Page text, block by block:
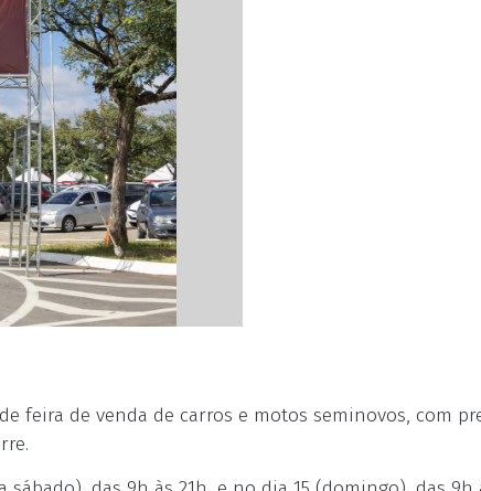
feira de venda de carros e motos seminovos, com